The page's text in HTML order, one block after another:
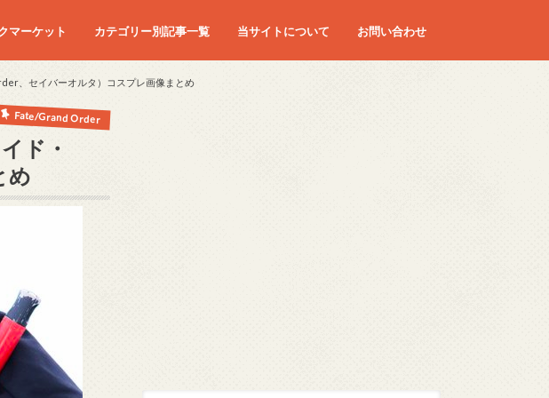
マーケット カテゴリー別記事一覧 当サイトについて お問い合わせ
、セイバーオルタ）コスプレ画像まとめ
Fate/Grand Order
ド・
め